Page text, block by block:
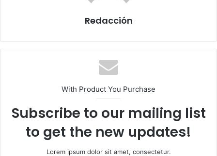
Redacción
With Product You Purchase
Subscribe to our mailing list
to get the new updates!
Lorem ipsum dolor sit amet, consectetur.